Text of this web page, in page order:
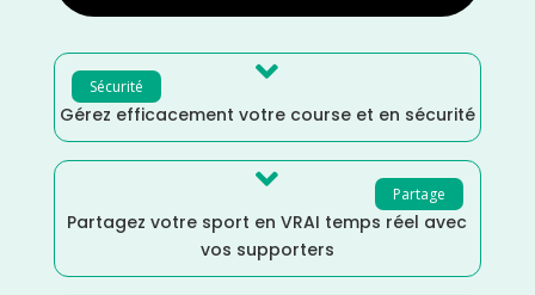
Sécurité 
Gérez efficacement votre course et en sécurité
Partage

Partagez votre sport en VRAI temps réel avec
vos supporters